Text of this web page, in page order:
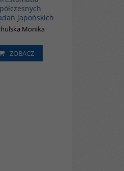
japońskich
Monika
ZOBACZ